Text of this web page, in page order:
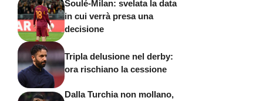
Soulé-Milan: svelata la data
in cui verrà presa una
decisione
Tripla delusione nel derby:
ora rischiano la cessione
Dalla Turchia non mollano,